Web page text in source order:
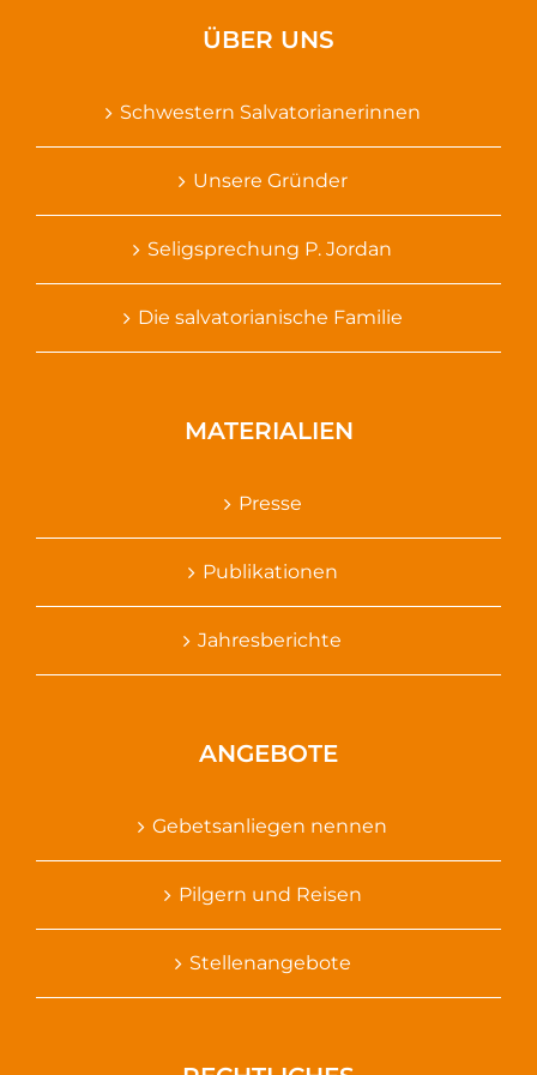
ÜBER UNS
Schwestern Salvatorianerinnen
Unsere Gründer
Seligsprechung P. Jordan
Die salvatorianische Familie
MATERIALIEN
Presse
Publikationen
Jahresberichte
ANGEBOTE
Gebetsanliegen nennen
Pilgern und Reisen
Stellenangebote